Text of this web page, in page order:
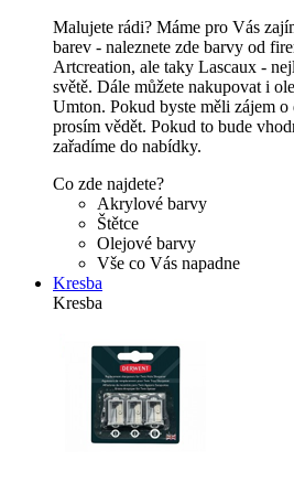
Malujete rádi? Máme pro Vás
barev - naleznete zde barvy od
Artcreation, ale taky Lascaux -
světě. Dále můžete nakupovat i
Umton. Pokud byste měli zájem
prosím vědět. Pokud to bude
zařadíme do nabídky.
Co zde najdete?
Akrylové barvy
Štětce
Olejové barvy
Vše co Vás napadne
Kresba
Kresba